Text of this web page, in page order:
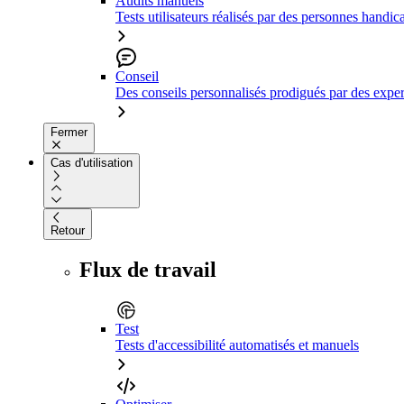
Tests utilisateurs réalisés par des personnes
Conseil
Des conseils personnalisés prodigués par des
Fermer
Cas d'utilisation
Retour
Flux de travail
Test
Tests d'accessibilité automatisés et manuels